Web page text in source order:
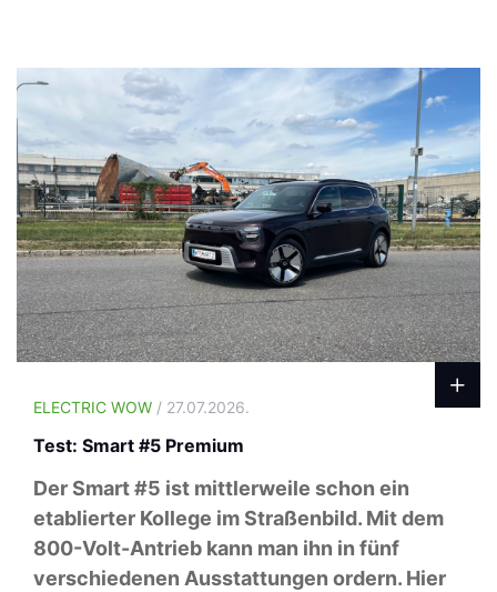
ELECTRIC WOW / 27.07.2026.
Test: Smart #5 Premium
Der Smart #5 ist mittlerweile schon ein
etablierter Kollege im Straßenbild. Mit dem
800-Volt-Antrieb kann man ihn in fünf
verschiedenen Ausstattungen ordern. Hier